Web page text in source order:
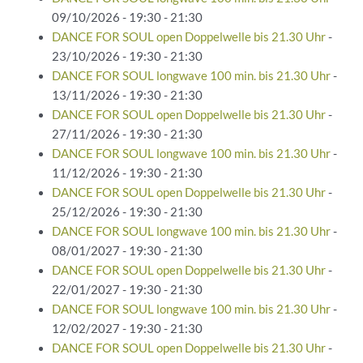
09/10/2026 - 19:30 - 21:30
DANCE FOR SOUL open Doppelwelle bis 21.30 Uhr-
23/10/2026 - 19:30 - 21:30
DANCE FOR SOUL longwave 100 min. bis 21.30 Uhr-
13/11/2026 - 19:30 - 21:30
DANCE FOR SOUL open Doppelwelle bis 21.30 Uhr-
27/11/2026 - 19:30 - 21:30
DANCE FOR SOUL longwave 100 min. bis 21.30 Uhr-
11/12/2026 - 19:30 - 21:30
DANCE FOR SOUL open Doppelwelle bis 21.30 Uhr-
25/12/2026 - 19:30 - 21:30
DANCE FOR SOUL longwave 100 min. bis 21.30 Uhr-
08/01/2027 - 19:30 - 21:30
DANCE FOR SOUL open Doppelwelle bis 21.30 Uhr-
22/01/2027 - 19:30 - 21:30
DANCE FOR SOUL longwave 100 min. bis 21.30 Uhr-
12/02/2027 - 19:30 - 21:30
DANCE FOR SOUL open Doppelwelle bis 21.30 Uhr-